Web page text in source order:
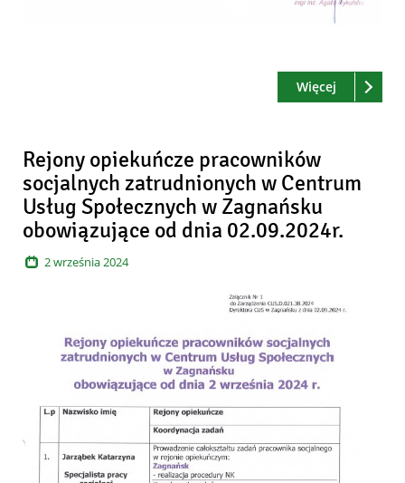
Czytaj
Więcej o:
Rejony opiekuńcze pracowników
socjalnych zatrudnionych w Centrum
Usług Społecznych w Zagnańsku
obowiązujące od dnia 02.09.2024r.
2września2024